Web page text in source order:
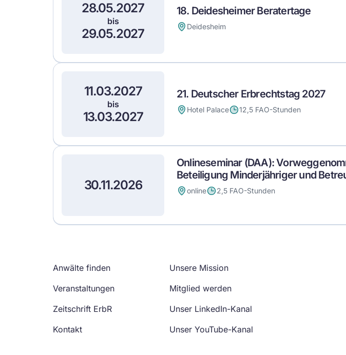
28.05.2027
bis
29.05.2027
18. Deidesheimer Beratertage
Deidesheim
11.03.2027
bis
13.03.2027
21. Deutscher Erbrechtstag 2027
Hotel Palace 12,5 FAO-Stunden
30.11.2026
Onlineseminar (DAA):
Beteiligung Minderjähriger und
online 2,5 FAO-Stunden
Anwälte finden
Veranstaltungen
Zeitschrift ErbR
Kontakt
Unsere Mission
Mitglied werden
Unser LinkedIn-Kanal
Unser YouTube-Kanal